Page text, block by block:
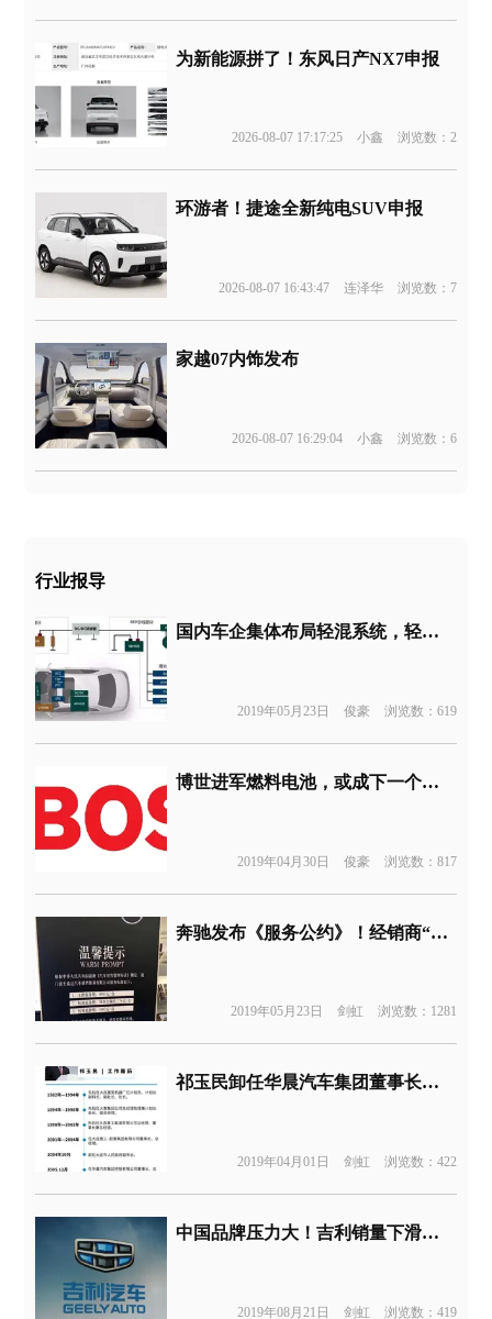
为新能源拼了！东风日产NX7申报
2026-08-07 17:17:25 小鑫 浏览数：2
环游者！捷途全新纯电SUV申报
2026-08-07 16:43:47 连泽华 浏览数：7
家越07内饰发布
2026-08-07 16:29:04 小鑫 浏览数：6
行业报导
国内车企集体布局轻混系统，轻混系统渐成标配
2019年05月23日 俊豪 浏览数：619
博世进军燃料电池，或成下一个被垄断领域吗？
2019年04月30日 俊豪 浏览数：817
奔驰发布《服务公约》！经销商“明码标价”，收取各种服务费
2019年05月23日 剑虹 浏览数：1281
祁玉民卸任华晨汽车集团董事长，阎秉哲接任
2019年04月01日 剑虹 浏览数：422
中国品牌压力大！吉利销量下滑，上半年利润减少40%
2019年08月21日 剑虹 浏览数：419